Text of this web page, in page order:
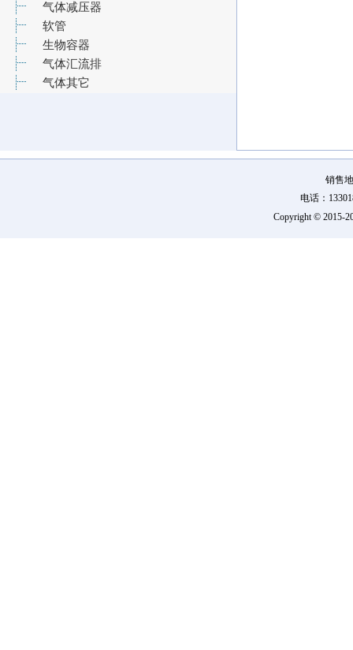
气体减压器
软管
生物容器
气体汇流排
气体其它
销售
电话：
Copyright © 2015-